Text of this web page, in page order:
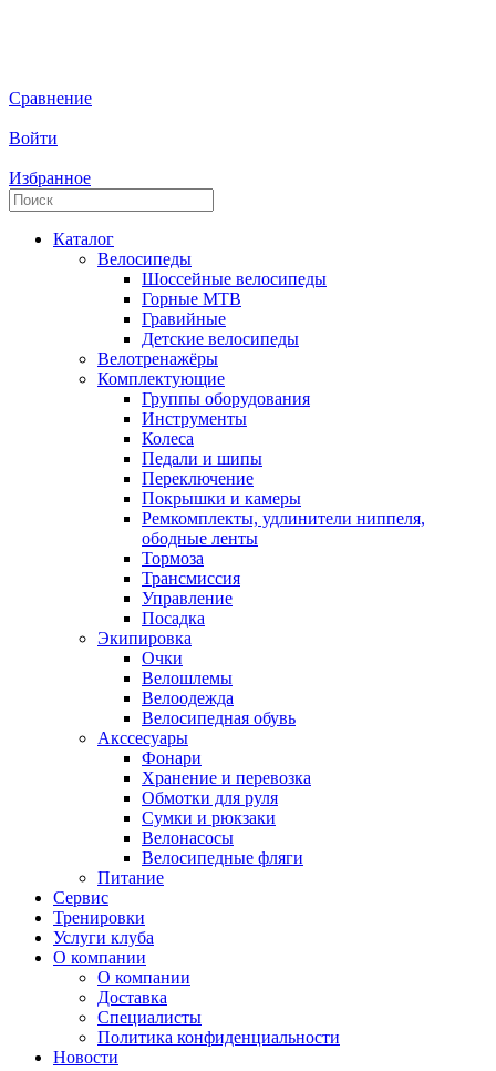
Сравнение
Войти
Избранное
Каталог
Велосипеды
Шоссейные велосипеды
Горные МTB
Гравийные
Детские велосипеды
Велотренажёры
Комплектующие
Группы оборудования
Инструменты
Колеса
Педали и шипы
Переключение
Покрышки и камеры
Ремкомплекты, удлинители ниппеля,
ободные ленты
Тормоза
Трансмиссия
Управление
Посадка
Экипировка
Очки
Велошлемы
Велоодежда
Велосипедная обувь
Акссесуары
Фонари
Хранение и перевозка
Обмотки для руля
Сумки и рюкзаки
Велонасосы
Велосипедные фляги
Питание
Сервис
Тренировки
Услуги клуба
О компании
О компании
Доставка
Специалисты
Политика конфиденциальности
Новости